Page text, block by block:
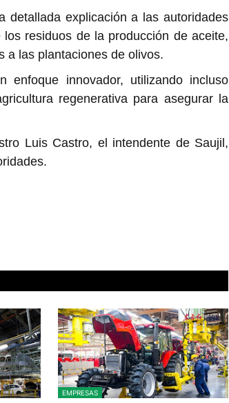
detallada explicación a las autoridades
residuos de la producción de aceite,
a las plantaciones de olivos.
innovador, utilizando incluso
regenerativa para asegurar la
Luis Castro, el intendente de Saujil,
EMPRESAS